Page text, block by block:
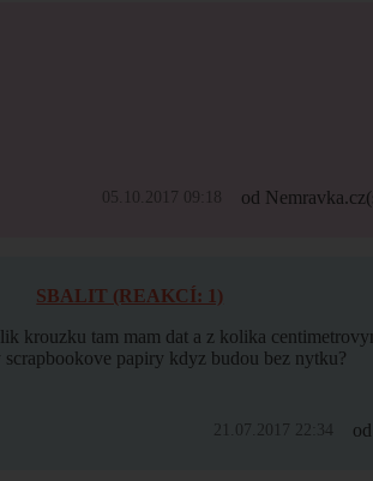
05.10.2017 09:18 od Nemravka.cz
SBALIT (REAKCÍ: 1)
krouzku tam mam dat a z kolika
papiry kdyz budou bez nytku?
21.07.2017 22:34 od